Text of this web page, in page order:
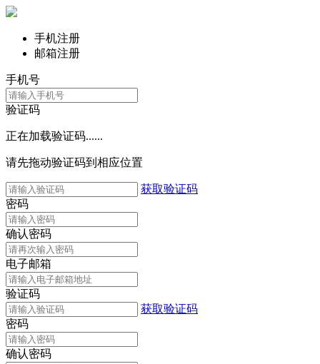
手机注册
邮箱注册
手机号
验证码
正在加载验证码......
请先拖动验证码到相应位置
获取验证码
密码
确认密码
电子邮箱
验证码
获取验证码
密码
确认密码